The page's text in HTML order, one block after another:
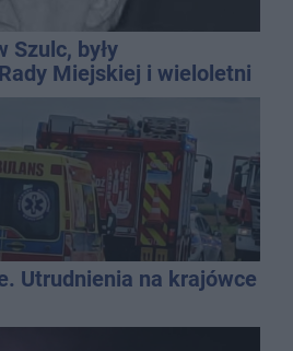
Szulc, były
Miejskiej i wieloletni
Utrudnienia na krajówce